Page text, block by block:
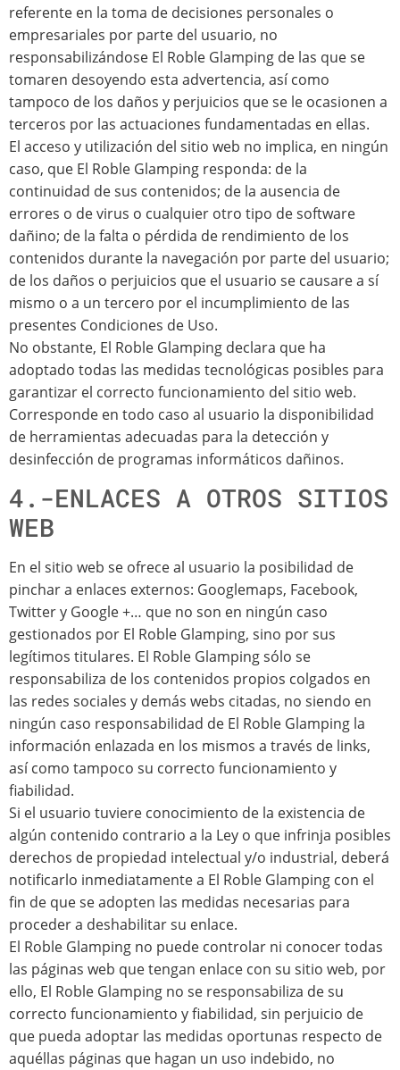
referente en la toma de decisiones personales o
empresariales por parte del usuario, no
responsabilizándose El Roble Glamping de las que se
tomaren desoyendo esta advertencia, así como
tampoco de los daños y perjuicios que se le ocasionen a
terceros por las actuaciones fundamentadas en ellas.
El acceso y utilización del sitio web no implica, en ningún
caso, que El Roble Glamping responda: de la
continuidad de sus contenidos; de la ausencia de
errores o de virus o cualquier otro tipo de software
dañino; de la falta o pérdida de rendimiento de los
contenidos durante la navegación por parte del usuario;
de los daños o perjuicios que el usuario se causare a sí
mismo o a un tercero por el incumplimiento de las
presentes Condiciones de Uso.
No obstante, El Roble Glamping declara que ha
adoptado todas las medidas tecnológicas posibles para
garantizar el correcto funcionamiento del sitio web.
Corresponde en todo caso al usuario la disponibilidad
de herramientas adecuadas para la detección y
desinfección de programas informáticos dañinos.
4.-ENLACES A OTROS SITIOS
WEB
En el sitio web se ofrece al usuario la posibilidad de
pinchar a enlaces externos: Googlemaps, Facebook,
Twitter y Google +… que no son en ningún caso
gestionados por El Roble Glamping, sino por sus
legítimos titulares. El Roble Glamping sólo se
responsabiliza de los contenidos propios colgados en
las redes sociales y demás webs citadas, no siendo en
ningún caso responsabilidad de El Roble Glamping la
información enlazada en los mismos a través de links,
así como tampoco su correcto funcionamiento y
fiabilidad.
Si el usuario tuviere conocimiento de la existencia de
algún contenido contrario a la Ley o que infrinja posibles
derechos de propiedad intelectual y/o industrial, deberá
notificarlo inmediatamente a El Roble Glamping con el
fin de que se adopten las medidas necesarias para
proceder a deshabilitar su enlace.
El Roble Glamping no puede controlar ni conocer todas
las páginas web que tengan enlace con su sitio web, por
ello, El Roble Glamping no se responsabiliza de su
correcto funcionamiento y fiabilidad, sin perjuicio de
que pueda adoptar las medidas oportunas respecto de
aquéllas páginas que hagan un uso indebido, no